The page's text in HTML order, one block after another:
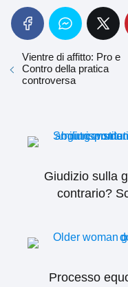
Vientre di affitto: Pro e
Contro della pratica
controversa
Giudizio sulla
contrario?
Processo